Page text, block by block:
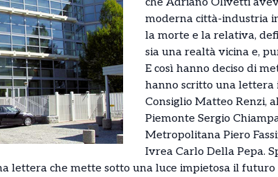
moderna città-industria
la morte e la relativa,
sia una realtà vicina e,
E così hanno deciso di
hanno scritto una
Consiglio Matteo Renzi,
Piemonte Sergio
Metropolitana Piero
Ivrea Carlo Della Pepa.
lettera che mette sotto una luce impietosa il